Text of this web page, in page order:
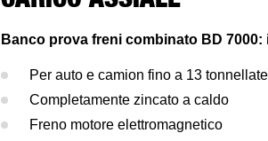
Banco prova freni combinato BD
Per auto e camion fino a 13
Completamente zincato a caldo
Freno motore elettromagnetico